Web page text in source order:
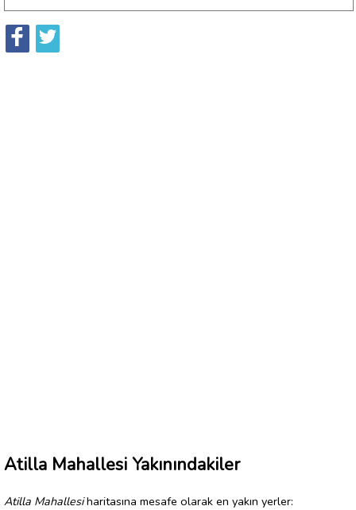
Atilla Mahallesi Yakınındakiler
Atilla Mahallesiharitasına mesafe olarak en yakın yerler: